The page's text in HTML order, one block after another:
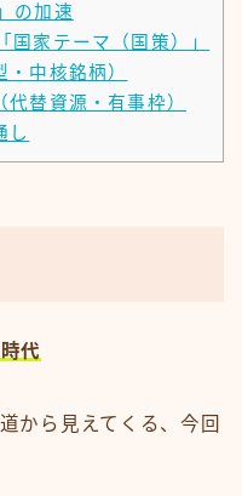
の加速
国家テーマ（国策）」
中核銘柄）
替資源・有事枠）
し
代
から見えてくる、今回